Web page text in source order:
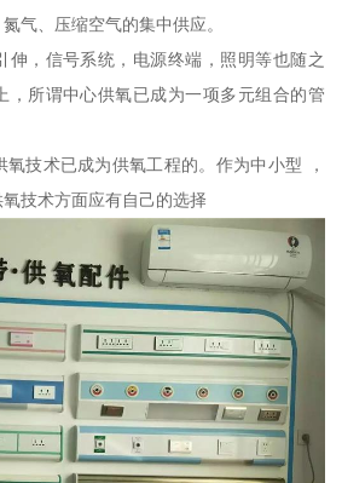
气、压缩空气的集中供应。
伸，信号系统，电源终端，照明等也随之
，所谓中心供氧已成为一项多元组合的管
技术已成为供氧工程的。作为中小型 ，
技术方面应有自己的选择